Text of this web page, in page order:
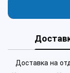
Доставка на